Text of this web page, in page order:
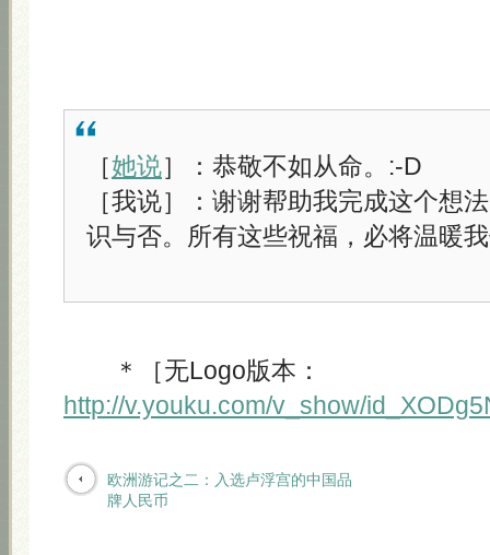
［她说］：恭敬不如从命。:-D
［我说］：谢谢帮助我完成这个想
识与否。所有这些祝福，必将温暖
＊［无Logo版本：
http://v.youku.com/v_show/
欧洲游记之二：入选卢浮宫的中国品
牌人民币